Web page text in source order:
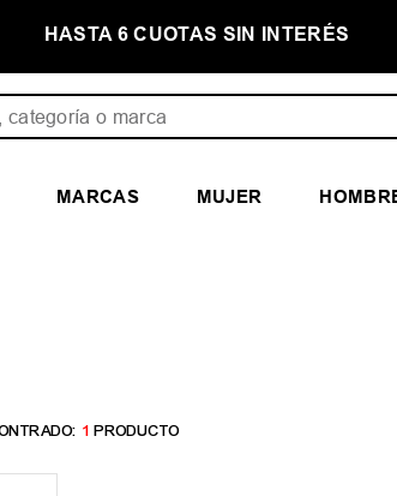
HASTA 6 CUOTAS SIN INTERÉS
MARCAS MUJER
1PRODUCTO